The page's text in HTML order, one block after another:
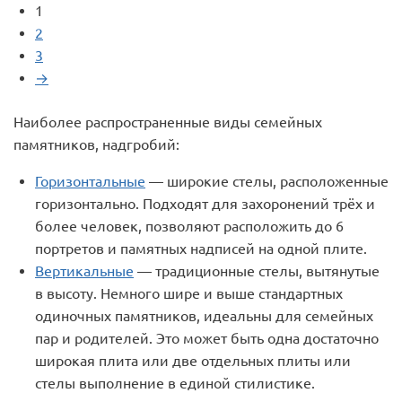
1
2
3
→
Наиболее распространенные виды семейных
памятников, надгробий:
Горизонтальные — широкие стелы, расположенные
горизонтально. Подходят для захоронений трёх и
более человек, позволяют расположить до 6
портретов и памятных надписей на одной плите.
Вертикальные — традиционные стелы, вытянутые
в высоту. Немного шире и выше стандартных
одиночных памятников, идеальны для семейных
пар и родителей. Это может быть одна достаточно
широкая плита или две отдельных плиты или
стелы выполнение в единой стилистике.